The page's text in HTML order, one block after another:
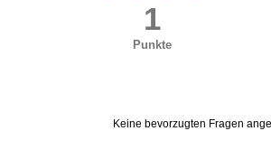
1
Punkte
Keine bevorzugten Fragen